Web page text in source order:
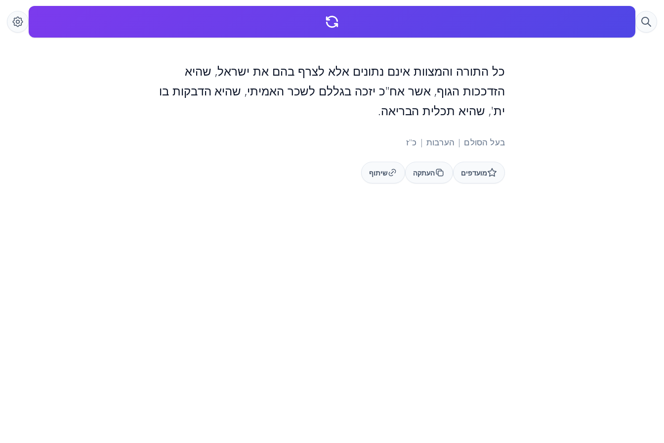
כל התורה והמצוות אינם נתונים אלא לצרף בהם את ישראל, שהיא
הזדככות הגוף, אשר אח"כ יזכה בגללם לשכר האמיתי, שהיא הדבקות בו
ית', שהיא תכלית הבריאה.
בעל הסולם | הערבות | כ"ז
מועדפים העתקה שיתוף